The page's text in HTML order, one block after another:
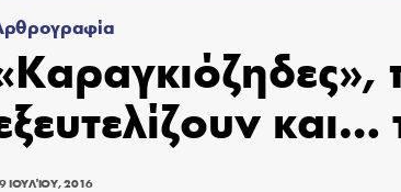
ΙΟΥΛΊΟΥ, 2016